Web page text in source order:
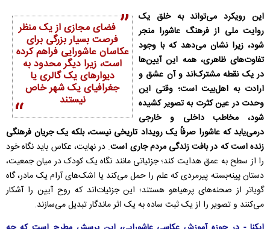
فضای مجازی از یک منظر
فرصت بسیار بزرگی برای
عکاسان عاشورایی فراهم کرده
است، زیرا دیگر محدود به
دیوارهای یک گالری یا
جغرافیای یک شهر خاص
نیستند
این رویکرد می‌تواند به خلق یک
روایت ملی از فرهنگ عاشورا منجر
شود، زیرا نشان می‌دهد که با وجود
تفاوت‌های ظاهری، همه این آیین‌ها
در یک نقطه مشترک‌اند و آن عشق و
ارادت به اهل‌بیت است؛ وقتی این
وحدت در عین کثرت به تصویر کشیده
شود، مخاطب داخلی و خارجی
درمی‌یابد که عاشورا صرفاً یک رویداد تاریخی نیست، بلکه یک جریان فرهنگی
زنده است که در بافت زندگی مردم جاری است. در نهایت، عکاس باید نگاه خود
را از سطح به عمق هدایت کند؛ جزئیاتی مانند نگاه یک کودک در میان جمعیت،
دستان پینه‌بسته پیرمردی که علم را حمل می‌کند یا اشک‌های آرام یک مادر، گاه
گویاتر از صحنه‌های پرهیاهو هستند؛ این جزئیات‌اند که روح آیین را آشکار
می‌کنند و تصویر را از یک ثبت ساده به یک اثر ماندگار تبدیل می‌سازند.